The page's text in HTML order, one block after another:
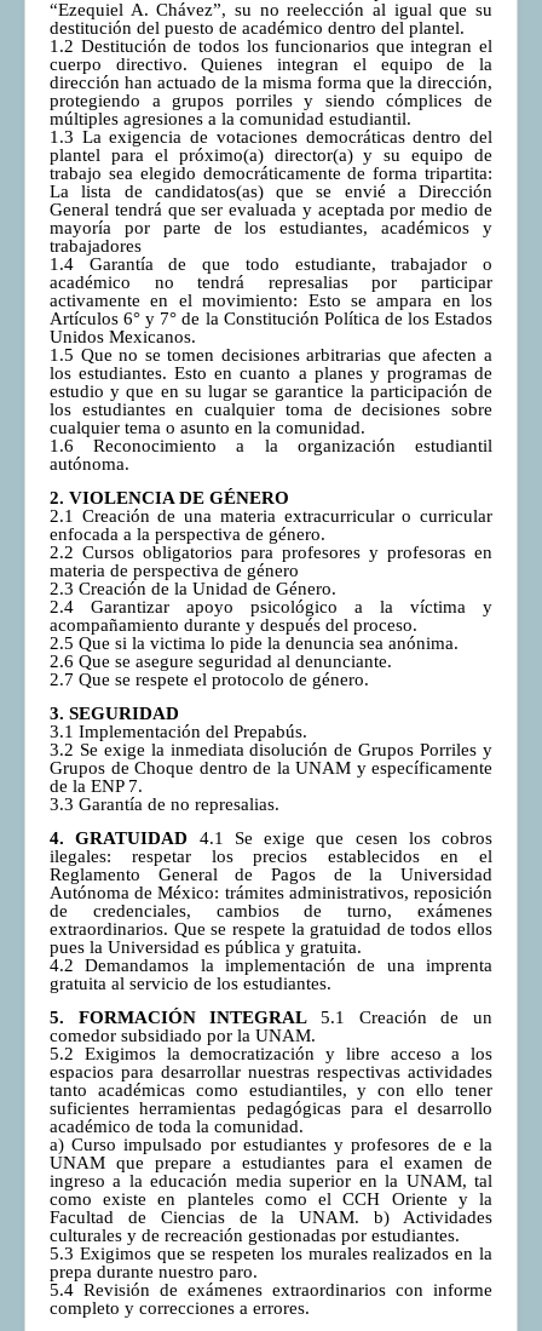
“Ezequiel A. Chávez”, su no reelección al igual que su
destitución del puesto de académico dentro del plantel.
1.2 Destitución de todos los funcionarios que integran el
cuerpo directivo. Quienes integran el equipo de la
dirección han actuado de la misma forma que la dirección,
protegiendo a grupos porriles y siendo cómplices de
múltiples agresiones a la comunidad estudiantil.
1.3 La exigencia de votaciones democráticas dentro del
plantel para el próximo(a) director(a) y su equipo de
trabajo sea elegido democráticamente de forma tripartita:
La lista de candidatos(as) que se envié a Dirección
General tendrá que ser evaluada y aceptada por medio de
mayoría por parte de los estudiantes, académicos y
trabajadores
1.4 Garantía de que todo estudiante, trabajador o
académico no tendrá represalias por participar
activamente en el movimiento: Esto se ampara en los
Artículos 6° y 7° de la Constitución Política de los Estados
Unidos Mexicanos.
1.5 Que no se tomen decisiones arbitrarias que afecten a
los estudiantes. Esto en cuanto a planes y programas de
estudio y que en su lugar se garantice la participación de
los estudiantes en cualquier toma de decisiones sobre
cualquier tema o asunto en la comunidad.
1.6 Reconocimiento a la organización estudiantil
autónoma.
2. VIOLENCIA DE GÉNERO
2.1 Creación de una materia extracurricular o curricular
enfocada a la perspectiva de género.
2.2 Cursos obligatorios para profesores y profesoras en
materia de perspectiva de género
2.3 Creación de la Unidad de Género.
2.4 Garantizar apoyo psicológico a la víctima y
acompañamiento durante y después del proceso.
2.5 Que si la victima lo pide la denuncia sea anónima.
2.6 Que se asegure seguridad al denunciante.
2.7 Que se respete el protocolo de género.
3. SEGURIDAD
3.1 Implementación del Prepabús.
3.2 Se exige la inmediata disolución de Grupos Porriles y
Grupos de Choque dentro de la UNAM y específicamente
de la ENP 7.
3.3 Garantía de no represalias.
4. GRATUIDAD 4.1 Se exige que cesen los cobros
ilegales: respetar los precios establecidos en el
Reglamento General de Pagos de la Universidad
Autónoma de México: trámites administrativos, reposición
de credenciales, cambios de turno, exámenes
extraordinarios. Que se respete la gratuidad de todos ellos
pues la Universidad es pública y gratuita.
4.2 Demandamos la implementación de una imprenta
gratuita al servicio de los estudiantes.
5. FORMACIÓN INTEGRAL 5.1 Creación de un
comedor subsidiado por la UNAM.
5.2 Exigimos la democratización y libre acceso a los
espacios para desarrollar nuestras respectivas actividades
tanto académicas como estudiantiles, y con ello tener
suficientes herramientas pedagógicas para el desarrollo
académico de toda la comunidad.
a) Curso impulsado por estudiantes y profesores de e la
UNAM que prepare a estudiantes para el examen de
ingreso a la educación media superior en la UNAM, tal
como existe en planteles como el CCH Oriente y la
Facultad de Ciencias de la UNAM. b) Actividades
culturales y de recreación gestionadas por estudiantes.
5.3 Exigimos que se respeten los murales realizados en la
prepa durante nuestro paro.
5.4 Revisión de exámenes extraordinarios con informe
completo y correcciones a errores.